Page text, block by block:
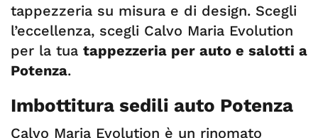
tappezzeria su misura e di design. Scegli
l’eccellenza, scegli Calvo Maria Evolution
per la tua tappezzeria per auto e salotti a
Potenza.
Imbottitura sedili auto Potenza
Calvo Maria Evolution è un rinomato